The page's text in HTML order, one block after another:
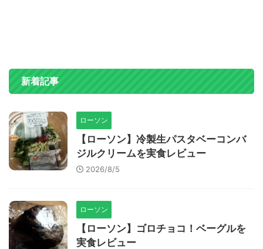
新着記事
ローソン
【ローソン】冷製生パスタベーコンバ
ジルクリームを実食レビュー
2026/8/5
ローソン
【ローソン】ゴロチョコ！ベーグルを
実食レビュー